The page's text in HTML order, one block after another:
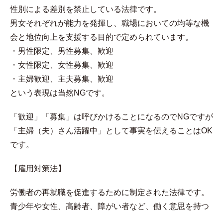
性別による差別を禁止している法律です。
男女それぞれが能力を発揮し、職場においての均等な機
会と地位向上を支援する目的で定められています。
・男性限定、男性募集、歓迎
・女性限定、女性募集、歓迎
・主婦歓迎、主夫募集、歓迎
という表現は当然NGです。
「歓迎」「募集」は呼びかけることになるのでNGですが
「主婦（夫）さん活躍中」として事実を伝えることはOK
です。
【雇用対策法】
労働者の再就職を促進するために制定された法律です。
青少年や女性、高齢者、障がい者など、働く意思を持つ